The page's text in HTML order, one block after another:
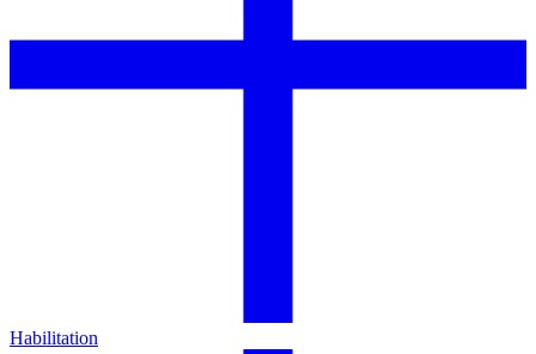
Habilitation